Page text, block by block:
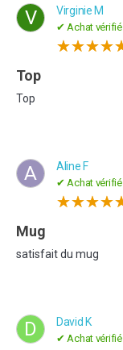
V Virginie M
✔ Achat vérifié
Top
Top
A Aline F
✔ Achat vérifié
mug
satisfait du mug
D David K
✔ Achat vérifié